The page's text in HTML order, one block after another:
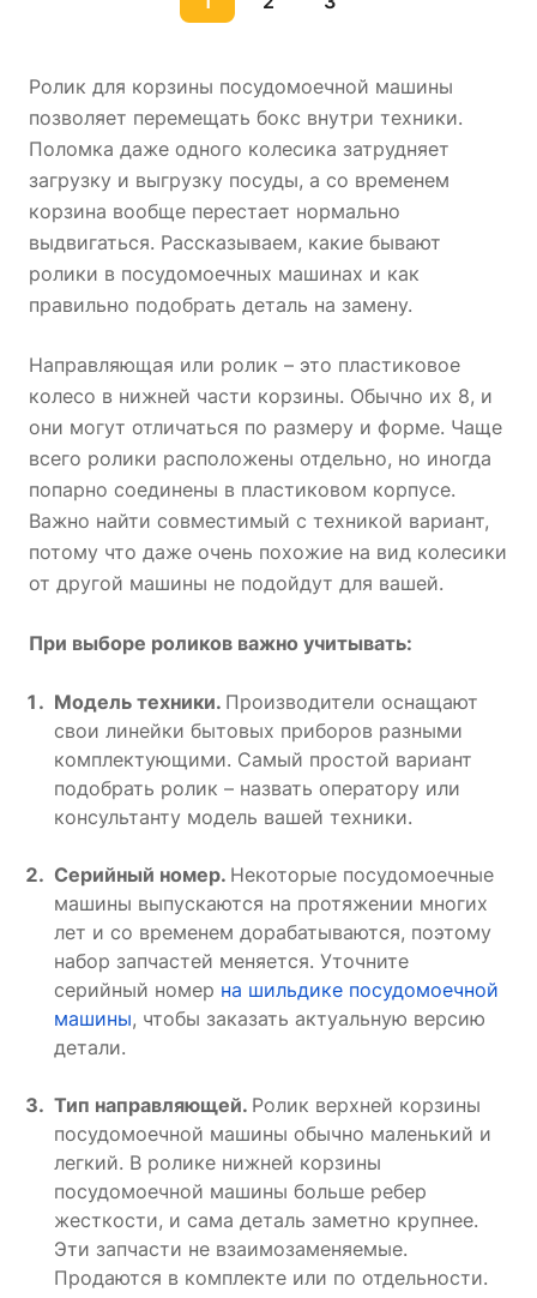
Ролик для корзины посудомоечной машины
позволяет перемещать бокс внутри техники.
Поломка даже одного колесика затрудняет
загрузку и выгрузку посуды, а со временем
корзина вообще перестает нормально
выдвигаться. Рассказываем, какие бывают
ролики в посудомоечных машинах и как
правильно подобрать деталь на замену.
Направляющая или ролик – это пластиковое
колесо в нижней части корзины. Обычно их 8, и
они могут отличаться по размеру и форме. Чаще
всего ролики расположены отдельно, но иногда
попарно соединены в пластиковом корпусе.
Важно найти совместимый с техникой вариант,
потому что даже очень похожие на вид колесики
от другой машины не подойдут для вашей.
При выборе роликов важно учитывать:
Модель техники. Производители оснащают
свои линейки бытовых приборов разными
комплектующими. Самый простой вариант
подобрать ролик – назвать оператору или
консультанту модель вашей техники.
Серийный номер. Некоторые посудомоечные
машины выпускаются на протяжении многих
лет и со временем дорабатываются, поэтому
набор запчастей меняется. Уточните
серийный номер на шильдике посудомоечной
машины, чтобы заказать актуальную версию
детали.
Тип направляющей. Ролик верхней корзины
посудомоечной машины обычно маленький и
легкий. В ролике нижней корзины
посудомоечной машины больше ребер
жесткости, и сама деталь заметно крупнее.
Эти запчасти не взаимозаменяемые.
Продаются в комплекте или по отдельности.